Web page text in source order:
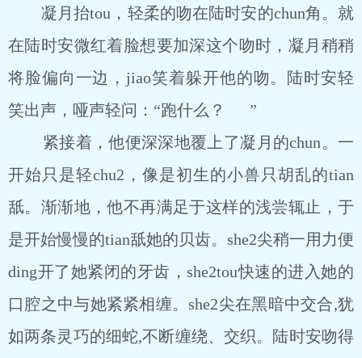
凝月抬tou，轻柔的吻在陆时安的chun角。就
在陆时安微红着脸想要加深这个吻时，凝月稍稍
将脸偏向一边，jiao笑着躲开他的吻。陆时安轻
笑出声，哑声轻问：“跑什么？ ”
紧接着，他便深深地覆上了凝月的chun。一
开始只是轻chu2，像是初生的小兽只胡乱的tian
舐。渐渐地，他不再满足于这样的浅尝辄止，于
是开始慢慢的tian舐她的贝齿。she2尖稍一用力便
ding开了她紧闭的牙齿，she2tou快速的进入她的
口腔之中与她紧紧相缠。she2尖在黑暗中交合,犹
如两条灵巧的细蛇,不断缠绕、交织。陆时安吻得